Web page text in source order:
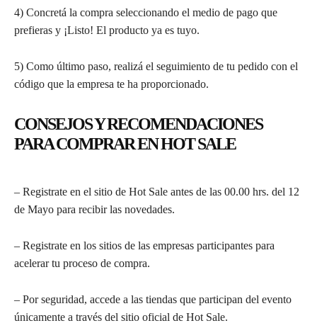
4) Concretá la compra seleccionando el medio de pago que
prefieras y ¡Listo! El producto ya es tuyo.
5) Como último paso, realizá el seguimiento de tu pedido con el
código que la empresa te ha proporcionado.
CONSEJOS Y RECOMENDACIONES
PARA COMPRAR EN HOT SALE
– Registrate en el sitio de Hot Sale antes de las 00.00 hrs. del 12
de Mayo para recibir las novedades.
– Registrate en los sitios de las empresas participantes para
acelerar tu proceso de compra.
– Por seguridad, accede a las tiendas que participan del evento
únicamente a través del sitio oficial de Hot Sale.